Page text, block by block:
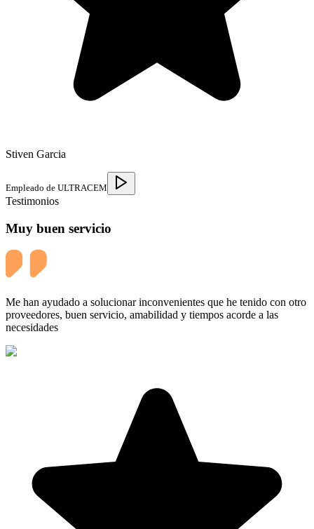
Stiven Garcia
Empleado de ULTRACEM
Testimonios
Muy buen servicio
Me han ayudado a solucionar inconvenientes que he tenido con otro
proveedores, buen servicio, amabilidad y tiempos acorde a las
necesidades